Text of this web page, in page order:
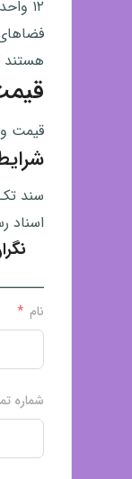
هستند
قیمت
سند
اسناد
نام
شماره